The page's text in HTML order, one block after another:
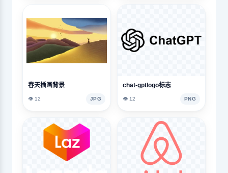
春天插画背景
👁️ 12 JPG
chat-gptlogo标志
👁️ 12 PNG